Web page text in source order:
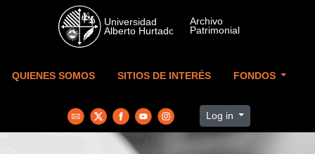
Skip to main content
QUIENES SOMOS SITIOS DE INTERÉS FONDOS
Log in